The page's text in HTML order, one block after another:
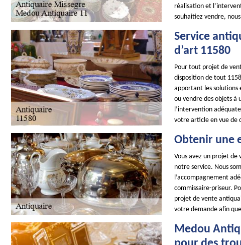
réalisation et
souhaitiez vendre,
Service
d’art 11580
Pour tout projet de
disposition de tout
apportant les solutions
ou vendre des objets à
l’intervention
votre article en vue de
Obtenir une
Vous avez un projet de
notre service. Nous
l’accompagnement
commissaire-priseur.
projet de vente
votre demande afin
Medou